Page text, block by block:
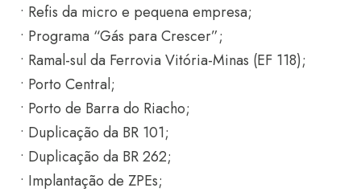
• Refis da micro e pequena empresa;
• Programa “Gás para Crescer”;
• Ramal-sul da Ferrovia Vitória-Minas (EF 118);
• Porto Central;
• Porto de Barra do Riacho;
• Duplicação da BR 101;
• Duplicação da BR 262;
• Implantação de ZPEs;